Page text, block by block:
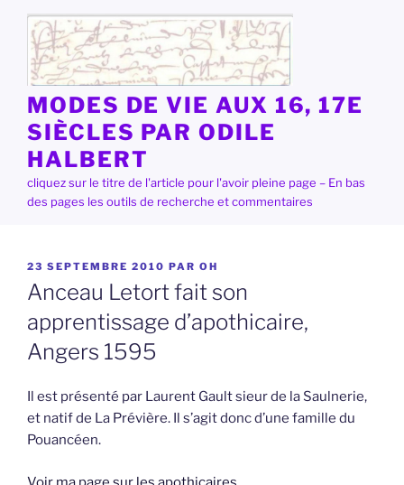
contenu
principal
MODES DE VIE AUX 16, 17E
SIÈCLES PAR ODILE
HALBERT
cliquez sur le titre de l'article pour l'avoir pleine page – En bas
des pages les outils de recherche et commentaires
PUBLIÉ
LE
23 SEPTEMBRE 2010 PAR OH
Anceau Letort fait son
apprentissage d’apothicaire,
Angers 1595
Il est présenté par Laurent Gault sieur de la Saulnerie,
et natif de La Prévière. Il s’agit donc d’une famille du
Pouancéen.